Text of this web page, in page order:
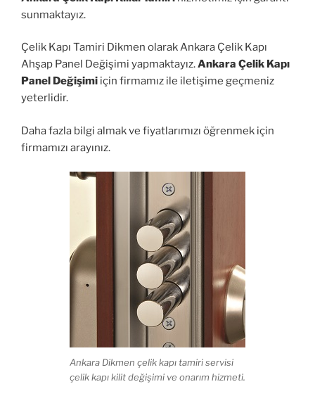
sunmaktayız.
Çelik Kapı Tamiri Dikmen olarak Ankara Çelik Kapı
Ahşap Panel Değişimi yapmaktayız.Ankara Çelik Kapı
Panel Değişimi için firmamız ile iletişime geçmeniz
yeterlidir.
Daha fazla bilgi almak ve fiyatlarımızı öğrenmek için
firmamızı arayınız.
Ankara Dikmen çelik kapı tamiri servisi
çelik kapı kilit değişimi ve onarım hizmeti.